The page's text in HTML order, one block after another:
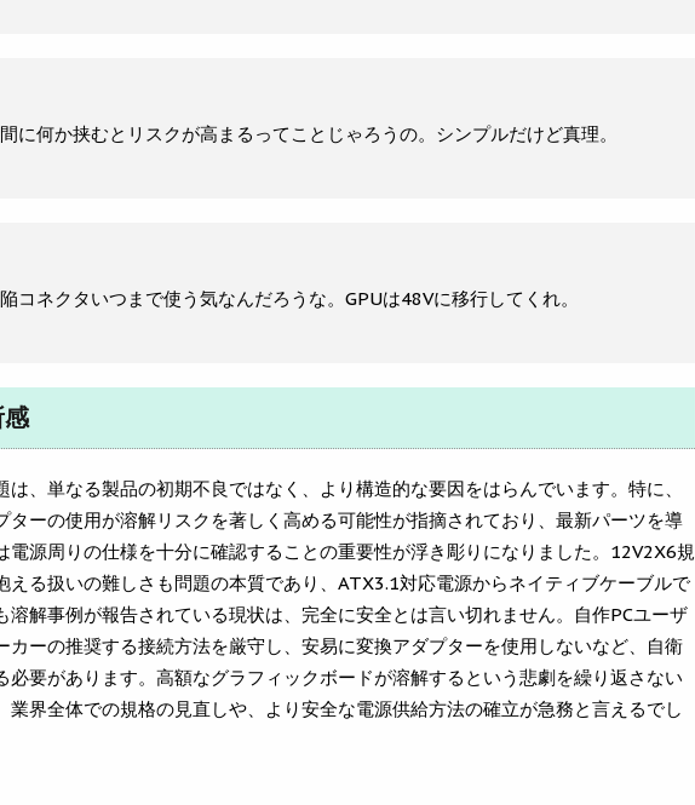
に何か挟むとリスクが高まるってことじゃろうの。シンプルだけど真理。
コネクタいつまで使う気なんだろうな。GPUは48Vに移行してくれ。
感
は、単なる製品の初期不良ではなく、より構造的な要因をはらんでいます。特に、
ターの使用が溶解リスクを著しく高める可能性が指摘されており、最新パーツを導
電源周りの仕様を十分に確認することの重要性が浮き彫りになりました。12V2X6規
える扱いの難しさも問題の本質であり、ATX3.1対応電源からネイティブケーブルで
溶解事例が報告されている現状は、完全に安全とは言い切れません。自作PCユーザ
カーの推奨する接続方法を厳守し、安易に変換アダプターを使用しないなど、自衛
必要があります。高額なグラフィックボードが溶解するという悲劇を繰り返さない
業界全体での規格の見直しや、より安全な電源供給方法の確立が急務と言えるでし